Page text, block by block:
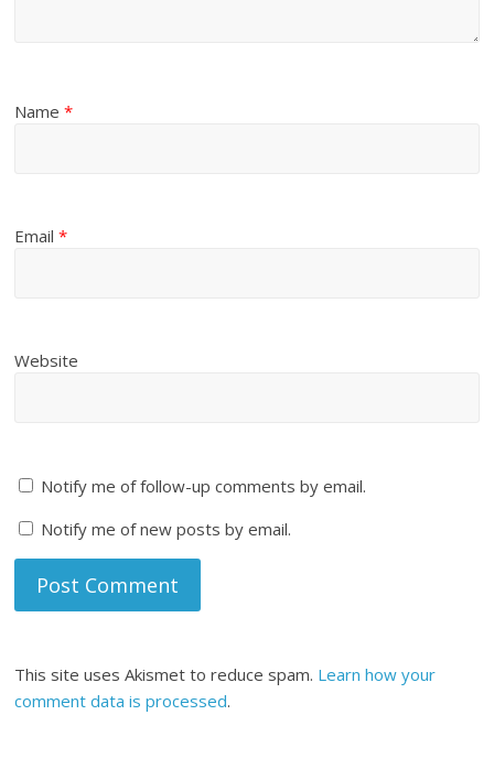
Name*
Email*
Website
Notify me of follow-up comments by email.
Notify me of new posts by email.
This site uses Akismet to reduce spam. Learn how your
comment data is processed.